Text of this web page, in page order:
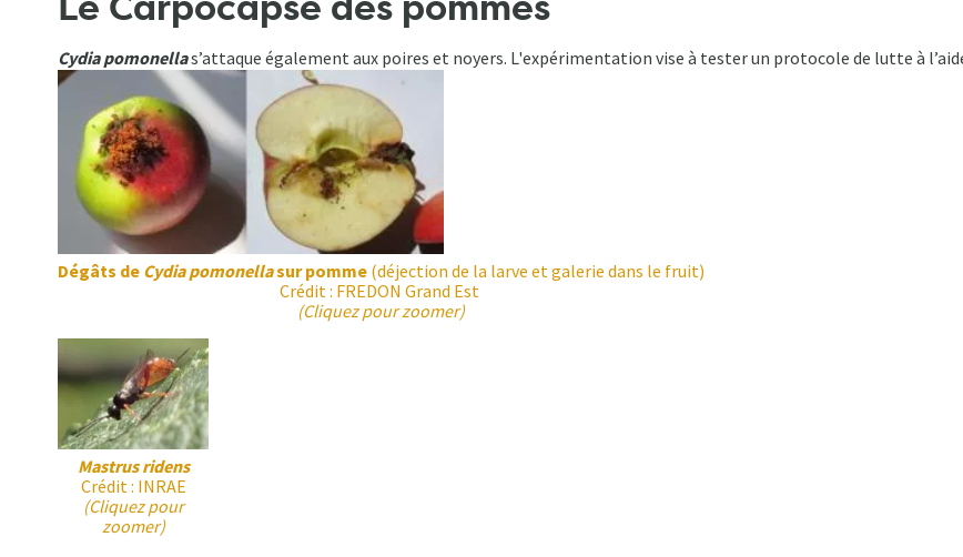
Cydia pomonellas’attaque également aux poires et noyers. L'expérimentation vise à tester un protocole de lutte à
Dégâts de Cydia pomonellasur pomme (déjection de la larve et galerie dans le fruit)
Crédit : FREDON Grand Est
(Cliquez pour zoomer)
Mastrus ridens
Crédit : INRAE
(Cliquez pour
zoomer)